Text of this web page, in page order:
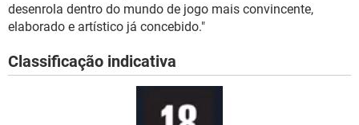
desenrola dentro do mundo de jogo mais convincente,
elaborado e artístico já concebido."
Classificação indicativa